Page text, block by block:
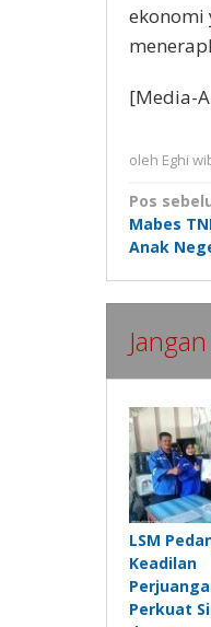
ekonomi
[Media-
oleh Eghi
pos
Pos
Mabes
Anak
LSM
Keadilan
Perkuat